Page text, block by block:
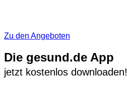
Zu den Angeboten
Die gesund.de App
jetzt kostenlos downloaden!